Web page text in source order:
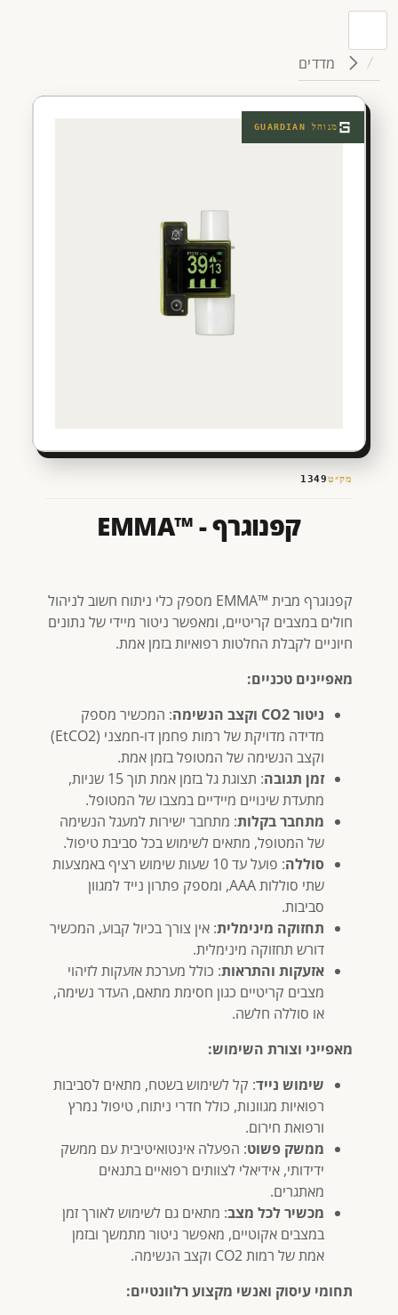
מדדים
מנוהל GUARDIAN
מק״ט1349
קפנוגרף - ™EMMA
קפנוגרף מבית ™EMMA מספק כלי ניתוח חשוב לניהול
חולים במצבים קריטיים, ומאפשר ניטור מיידי של נתונים
חיוניים לקבלת החלטות רפואיות בזמן אמת.
מאפיינים טכניים:
ניטור CO2 וקצב הנשימה
: המכשיר מספק
מדידה מדויקת של רמות פחמן דו-חמצני (EtCO2)
וקצב הנשימה של המטופל בזמן אמת.
זמן תגובה
: תצוגת גל בזמן אמת תוך 15 שניות,
מתעדת שינויים מיידיים במצבו של המטופל.
מתחבר בקלות: מתחבר ישירות למעגל הנשימה
של המטופל, מתאים לשימוש בכל סביבת טיפול.
סוללה
: פועל עד 10 שעות שימוש רציף באמצעות
שתי סוללות AAA, ומספק פתרון נייד למגוון
סביבות.
תחזוקה מינימלית: אין צורך בכיול קבוע, המכשיר
דורש תחזוקה מינימלית.
אזעקות והתראות: כולל מערכת אזעקות לזיהוי
מצבים קריטיים כגון חסימת מתאם, העדר נשימה,
או סוללה חלשה.
מאפייני וצורת השימוש:
שימוש נייד: קל לשימוש בשטח, מתאים לסביבות
רפואיות מגוונות, כולל חדרי ניתוח, טיפול נמרץ
ורפואת חירום.
ממשק פשוט: הפעלה אינטואיטיבית עם ממשק
ידידותי, אידיאלי לצוותים רפואיים בתנאים
מאתגרים.
מכשיר לכל מצב: מתאים גם לשימוש לאורך זמן
במצבים אקוטיים, מאפשר ניטור מתמשך ובזמן
אמת של רמות CO2 וקצב הנשימה.
תחומי עיסוק ואנשי מקצוע רלוונטיים: